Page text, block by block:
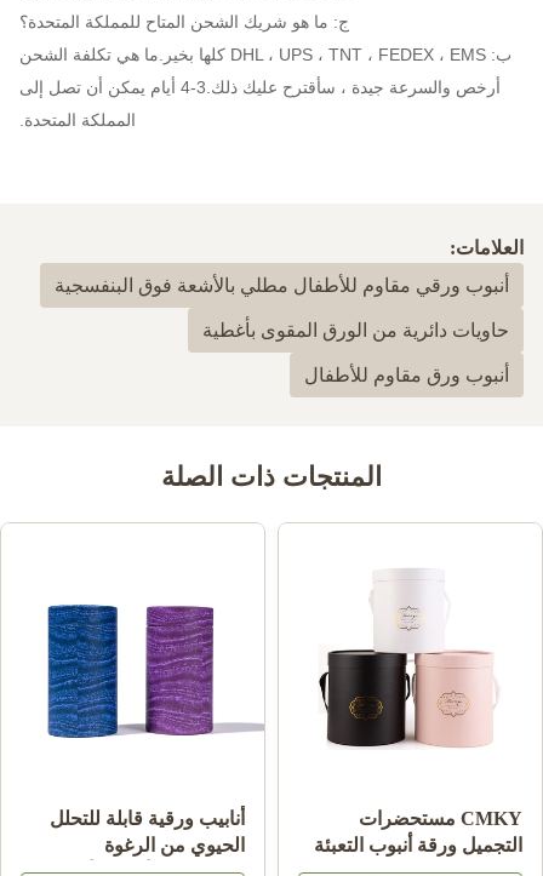
ج: ما هو شريك الشحن المتاح للمملكة المتحدة؟
ب: DHL ، UPS ، TNT ، FEDEX ، EMS كلها بخير.ما هي تكلفة الشحن
أرخص والسرعة جيدة ، سأقترح عليك ذلك.3-4 أيام يمكن أن تصل إلى
المملكة المتحدة.
العلامات:
أنبوب ورقي مقاوم للأطفال مطلي بالأشعة فوق البنفسجية
حاويات دائرية من الورق المقوى بأغطية
أنبوب ورق مقاوم للأطفال
المنتجات ذات الصلة
CMKY مستحضرات
التجميل ورقة أنبوب التعبئة
والتغليف ، Artpaper
أنابيب ورقية قابلة للتحلل
الحيوي من الرغوة
والفقاعات لأغلفة الأنابيب